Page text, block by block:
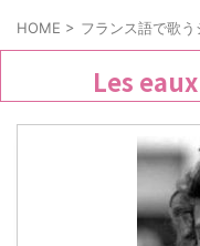
HOME > フランス語で歌
Les